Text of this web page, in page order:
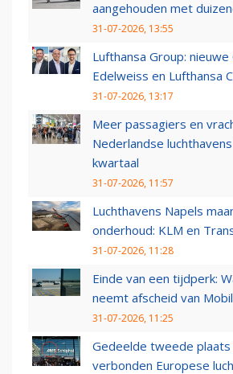
aangehouden met
31-07-2026, 13:55
Lufthansa Group: nieuwe
Edelweiss en Lufthansa
31-07-2026, 13:17
Meer passagiers en
Nederlandse
kwartaal
31-07-2026, 11:57
Luchthavens Napels
onderhoud: KLM en
31-07-2026, 11:28
Einde van een tijdperk:
neemt afscheid van
31-07-2026, 11:25
Gedeelde tweede plaats
verbonden Europese